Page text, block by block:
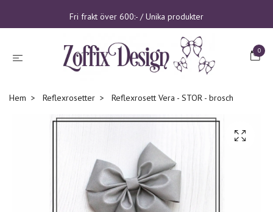
Fri frakt över 600:- / Unika produkter
0
Hem Reflexrosetter Reflexrosett Vera - STOR - brosch